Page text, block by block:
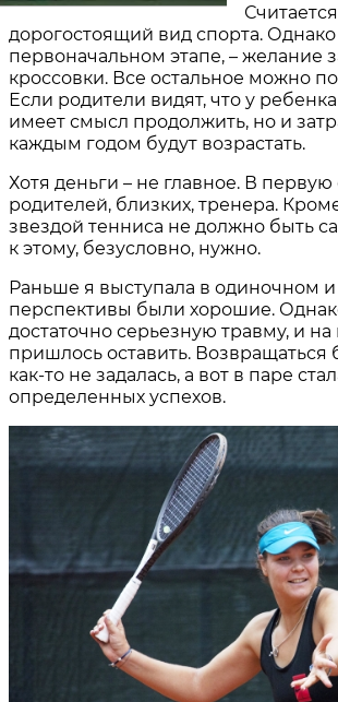
дорогостоящий вид спорта.
первоначальном этапе, – желание
кроссовки. Все остальное можно
Если родители видят, что у
имеет смысл продолжить, но и
каждым годом будут возрастать.
Хотя деньги – не главное. В
родителей, близких, тренера.
звездой тенниса не должно быть
к этому, безусловно, нужно.
Раньше я выступала в одиночном
перспективы были хорошие.
достаточно серьезную травму, и
пришлось оставить. Возвращаться
как-то не задалась, а вот в паре
определенных успехов.